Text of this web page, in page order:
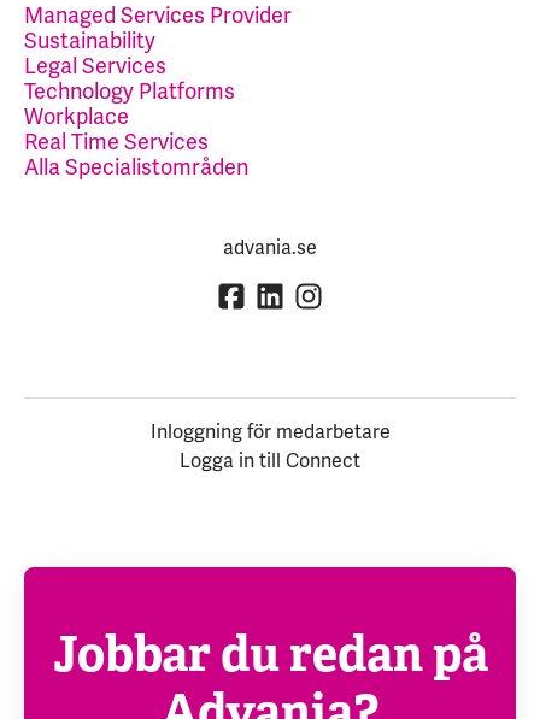
Managed Services Provider
Sustainability
Legal Services
Technology Platforms
Workplace
Real Time Services
Alla Specialistområden
advania.se
Inloggning för medarbetare
Logga in till Connect
Jobbar du redan på